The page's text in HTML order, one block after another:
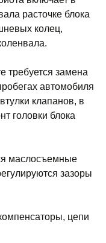
расточке блока
колец,
требуется замена
автомобиля
клапанов, в
головки блока
маслосъемные
зазоры
цепи